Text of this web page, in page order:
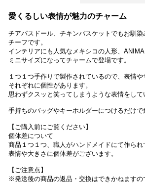
愛くるしい表情が魅力のチャーム
チアパスドール、チキンバスケットでもお馴
チーフです。
インテリアにも人気なメキシコの人形、
ミニサイズになってチャームで登場です。
１つ１つ手作りで製作されているので、表情や
それぞれに個性があります。
思わずクスッと笑ってしまうような表情をして
手持ちのバッグやキーホルダーにつけるだけで
【ご購入前にご覧ください】
個体差について
商品１つ１つ、職人がハンドメイドにて作られ
表情や大きさに個体差がございます。
【ご注意点】
※発送後の商品の返品・交換はできかねますの